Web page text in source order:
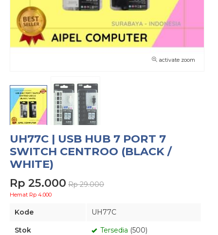
activate zoom
UH77C | USB HUB 7 PORT 7
SWITCH CENTROO (BLACK /
WHITE)
Rp 25.000 Rp 29.000
Hemat Rp 4.000
Kode UH77C
Stok Tersedia (500)